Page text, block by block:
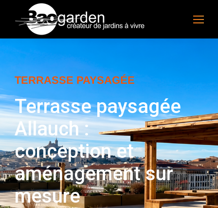
TERRASSE PAYSAGÉE
Terrasse paysagée
Allauch :
conception et
aménagement sur
mesure